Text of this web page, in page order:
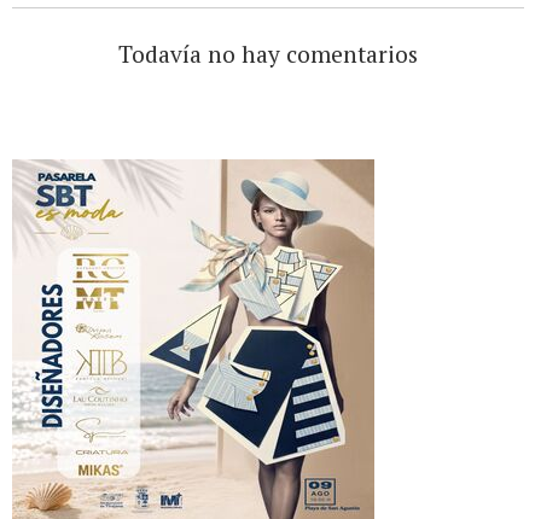
Todavía no hay comentarios